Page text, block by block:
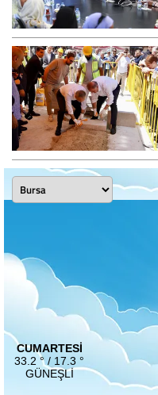
CUMARTESI
33.2 ° / 17.3 °
GÜNEŞLI